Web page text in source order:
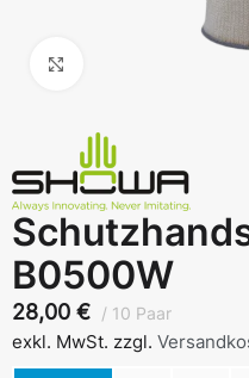
B0500W
28,00 € 10 Paar
exkl. MwSt. zzgl.